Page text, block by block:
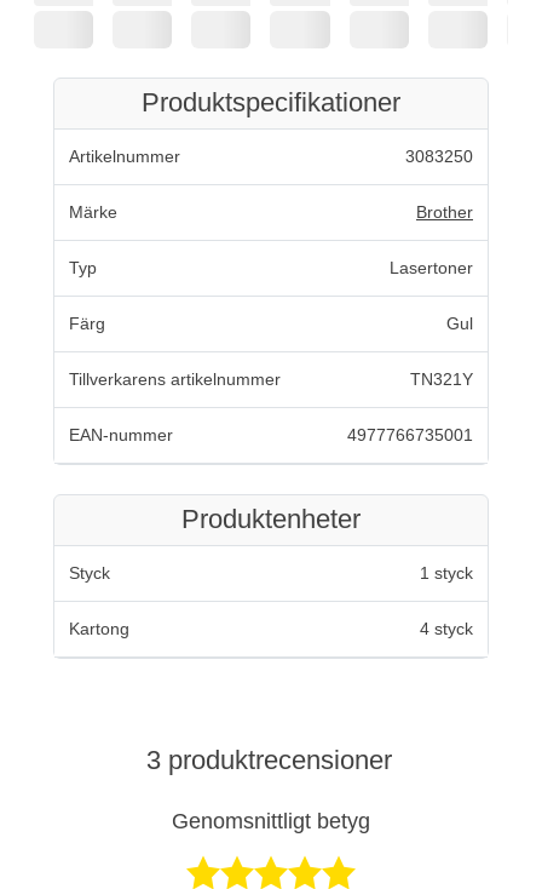
Produktspecifikationer
Artikelnummer 3083250
Märke Brother
Typ Lasertoner
Färg Gul
Tillverkarens artikelnummer TN321Y
EAN-nummer 4977766735001
Produktenheter
Styck 1 styck
Kartong 4 styck
3 produktrecensioner
Genomsnittligt betyg
Betygsatt 5 av